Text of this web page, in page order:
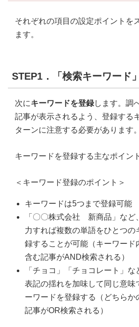
それぞれの項目の設定ポイントを
ます。
STEP1．「検索キーワード
次にキーワードを登録します。調
記事が表示されるよう、登録する
ターンに注意する必要があります。
キーワードを登録する主なポイン
＜キーワード登録のポイント＞
キーワードは5つまで登録可能
「〇〇株式会社 新商品」など
力すれば複数の単語をひとつの
録することが可能（キーワード
含む記事がAND検索される）
「チョコ」「チョコレート」
表記の揺れを加味して同じ意味
ーワードを登録する（どちらか
記事がOR検索される）